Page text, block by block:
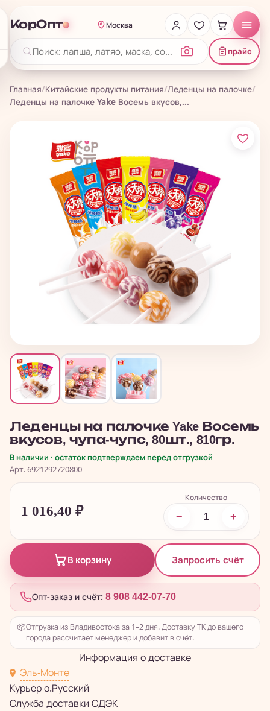
КорОпт Москва
прайс
Главная/Китайские продукты питания/Леденцы на палочке/
Леденцы на палочке Yake Восемь вкусов,...
Леденцы на палочке Yake Восемь
вкусов, чупа-чупс, 80шт., 810гр.
В наличии · остаток подтверждаем перед отгрузкой
Арт. 6921292720800
1 016,40 ₽
Количество
− +
В корзину Запросить счёт
Опт-заказ и счёт: 8 908 442-07-70
📦Отгрузка из Владивостока за 1–2 дня. Доставку ТК до вашего
города рассчитает менеджер и добавит в счёт.
Информация о доставке
Эль-Монте
Курьер о.Русский
Служба доставки СДЭК